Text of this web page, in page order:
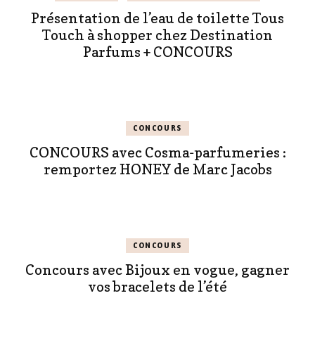
Présentation de l’eau de toilette Tous
Touch à shopper chez Destination
Parfums + CONCOURS
CONCOURS
CONCOURS avec Cosma-parfumeries :
remportez HONEY de Marc Jacobs
CONCOURS
Concours avec Bijoux en vogue, gagner
vos bracelets de l’été